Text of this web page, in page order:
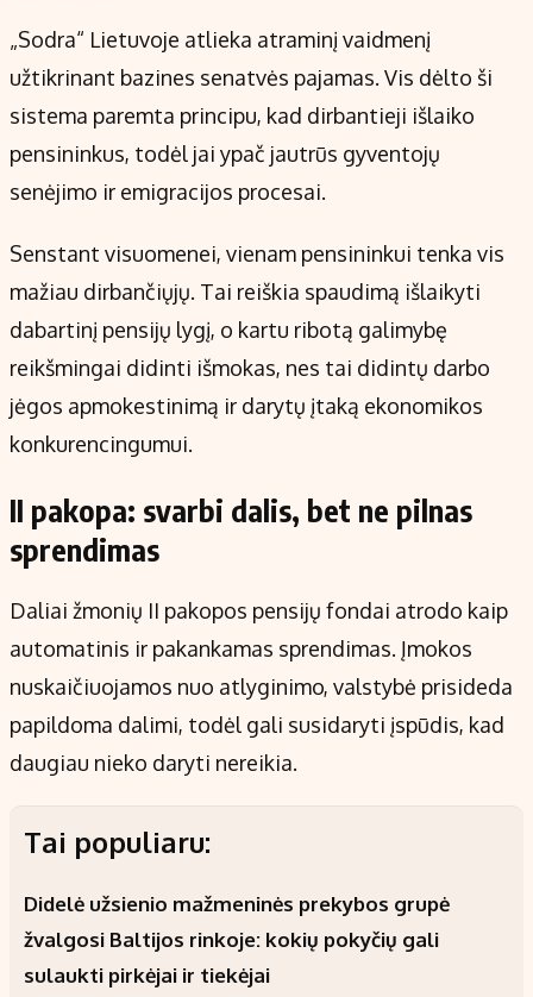
„Sodra“ Lietuvoje atlieka atraminį vaidmenį
užtikrinant bazines senatvės pajamas. Vis dėlto ši
sistema paremta principu, kad dirbantieji išlaiko
pensininkus, todėl jai ypač jautrūs gyventojų
senėjimo ir emigracijos procesai.
Senstant visuomenei, vienam pensininkui tenka vis
mažiau dirbančiųjų. Tai reiškia spaudimą išlaikyti
dabartinį pensijų lygį, o kartu ribotą galimybę
reikšmingai didinti išmokas, nes tai didintų darbo
jėgos apmokestinimą ir darytų įtaką ekonomikos
konkurencingumui.
II pakopa: svarbi dalis, bet ne pilnas
sprendimas
Daliai žmonių II pakopos pensijų fondai atrodo kaip
automatinis ir pakankamas sprendimas. Įmokos
nuskaičiuojamos nuo atlyginimo, valstybė prisideda
papildoma dalimi, todėl gali susidaryti įspūdis, kad
daugiau nieko daryti nereikia.
Tai populiaru:
Didelė užsienio mažmeninės prekybos grupė
žvalgosi Baltijos rinkoje: kokių pokyčių gali
sulaukti pirkėjai ir tiekėjai